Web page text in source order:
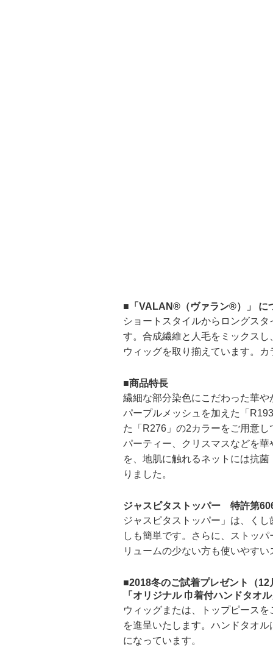
■「VALAN®（ヴァラン®）」 に
ショートスタイルからロングス
す。合成繊維と人毛をミックス
ウィッグを取り揃えています。
■商品特長
繊細な部分染色にこだわった華
パープルメッシュを加えた「
た「R276」の2カラーをご用意
パーティー、クリスマスなどを
を、地肌に触れるネットには抗
りました。
ジャスピタストッパー 特許第
ジャスピタストッパー」は、く
しも簡単です。さらに、ストッ
リュームの少ない方も使いやすい
■2018冬のご試着プレゼント（12
「オリジナル 巾着付ハンドタオル
ウィッグまたは、トップピース
を進呈いたします。ハンドタオ
になっています。